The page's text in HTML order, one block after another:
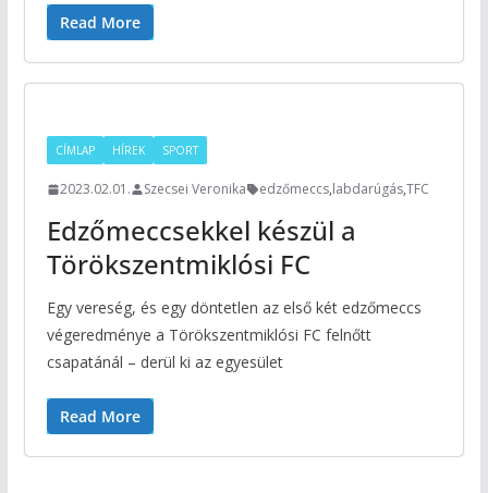
Read More
CÍMLAP HÍREK SPORT
2023.02.01. Szecsei Veronika edzőmeccs,labdarúgás,TFC
Edzőmeccsekkel készül a
Törökszentmiklósi FC
Egy vereség, és egy döntetlen az első két edzőmeccs
végeredménye a Törökszentmiklósi FC felnőtt
csapatánál – derül ki az egyesület
Read More